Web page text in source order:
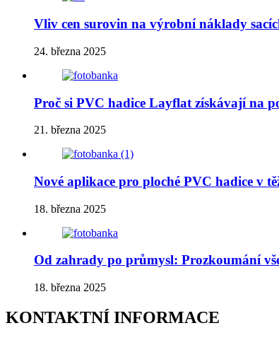
Vliv cen surovin na výrobní náklady
24. března 2025
Proč si PVC hadice Layflat získávají na
21. března 2025
Nové aplikace pro ploché PVC hadice v
18. března 2025
Od zahrady po průmysl: Prozkoumání
18. března 2025
KONTAKTNÍ INFORMACE